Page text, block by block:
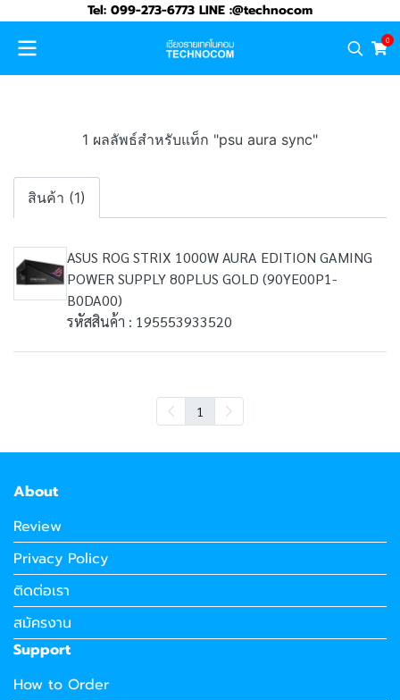
Tel: 099-273-6773 LINE :@technocom
0
1 ผลลัพธ์สำหรับแท็ก "psu aura sync"
สินค้า (1)
ASUS ROG STRIX 1000W AURA EDITION GAMING
POWER SUPPLY 80PLUS GOLD (90YE00P1-
B0DA00)
รหัสสินค้า : 195553933520
1
About
Review
Privacy Policy
ติดต่อเรา
สมัครงาน
Support
How to Order